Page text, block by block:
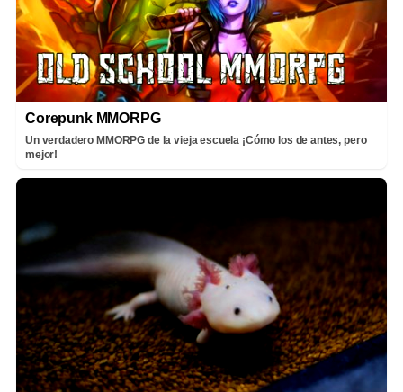
Corepunk MMORPG
Un verdadero MMORPG de la vieja escuela ¡Cómo los de antes, pero
mejor!